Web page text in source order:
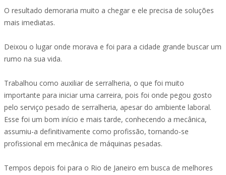
O resultado demoraria muito a chegar e ele precisa de soluções
mais imediatas.
Deixou o lugar onde morava e foi para a cidade grande buscar um
rumo na sua vida.
Trabalhou como auxiliar de serralheria, o que foi muito
importante para iniciar uma carreira, pois foi onde pegou gosto
pelo serviço pesado de serralheria, apesar do ambiente laboral.
Esse foi um bom início e mais tarde, conhecendo a mecânica,
assumiu-a definitivamente como profissão, tornando-se
profissional em mecânica de máquinas pesadas.
Tempos depois foi para o Rio de Janeiro em busca de melhores